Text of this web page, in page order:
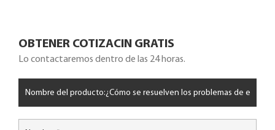
OBTENER COTIZACIN GRATIS
Lo contactaremos dentro de las 24 horas.